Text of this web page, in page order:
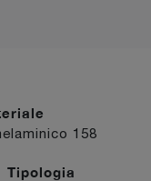
158
Tipologia